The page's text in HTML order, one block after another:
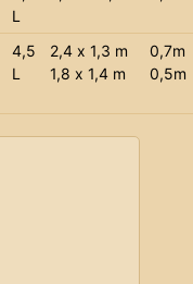
L
4,5
L
2,4 x 1,3 m
1,8 x 1,4 m
0,7m
0,5m